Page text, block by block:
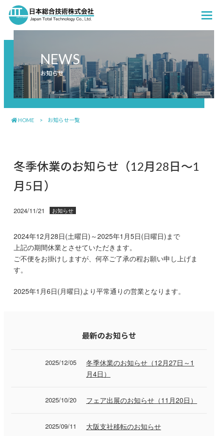
メ
NEWS
お知らせ
HOME > お知らせ一覧
冬季休業のお知らせ（12月28日〜1
月5日）
2024/11/21 お知らせ
2024年12月28日(土曜日)～2025年1月5日(日曜日)まで
上記の期間休業とさせていただきます。
ご不便をお掛けしますが、何卒ご了承の程お願い申し上げま
す。
2025年1月6日(月曜日)より平常通りの営業となります。
最新のお知らせ
2025/12/05
冬季休業のお知らせ（12月27日～1
月4日）
2025/10/20 フェア出展のお知らせ（11月20日）
2025/09/11 大阪支社移転のお知らせ